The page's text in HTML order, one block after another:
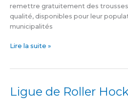
remettre gratuitement des
qualité, disponibles pour leur
municipalités
Lire la suite »
Ligue de Roller
Ligue